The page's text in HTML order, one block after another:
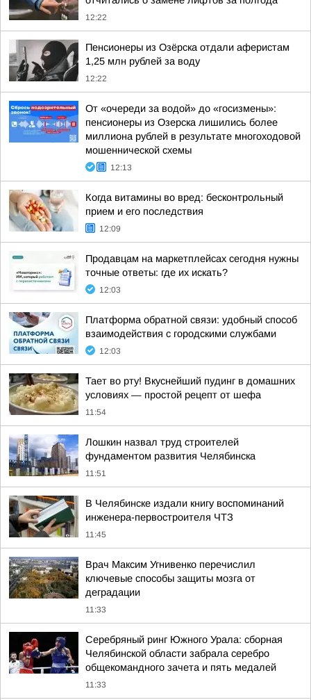
12:22
Пенсионеры из Озёрска отдали аферистам
1,25 млн рублей за воду
12:22
От «очереди за водой» до «госизмены»:
пенсионеры из Озерска лишились более
миллиона рублей в результате многоходовой
мошеннической схемы
12:13
Когда витамины во вред: бесконтрольный
прием и его последствия
12:09
Продавцам на маркетплейсах сегодня нужны
точные ответы: где их искать?
12:03
Платформа обратной связи: удобный способ
взаимодействия с городскими службами
12:03
Тает во рту! Вкуснейший пудинг в домашних
условиях — простой рецепт от шефа
11:54
Лошкин назвал труд строителей
фундаментом развития Челябинска
11:51
В Челябинске издали книгу воспоминаний
инженера-первостроителя ЧТЗ
11:45
Врач Максим Угнивенко перечислил
ключевые способы защиты мозга от
деградации
11:33
Серебряный ринг Южного Урала: сборная
Челябинской области забрала серебро
общекомандного зачета и пять медалей
11:33